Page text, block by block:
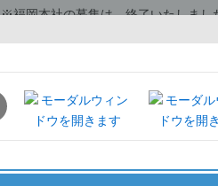
※福岡本社の募集は、終了いたしまし